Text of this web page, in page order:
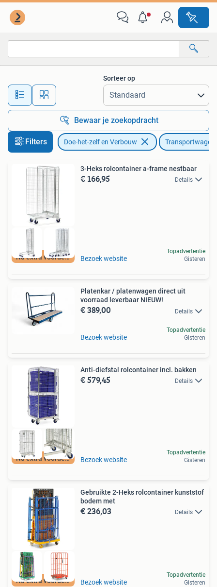
Alle afstanden…
Sorteer op
Bewaar je zoekopdracht
Filters Doe-het-zelf en Verbouw
Nu extra voordeel
3-Heks rolcontainer a-frame nestbaar
€ 166,95 Details
Bezoek website
Topadvertentie
Gisteren
Platenkar / platenwagen direct uit
voorraad leverbaar NIEUW!
€ 389,00 Details
Bezoek website
Topadvertentie
Gisteren
Nu extra voordeel
Anti-diefstal rolcontainer incl. bakken
€ 579,45 Details
Bezoek website
Topadvertentie
Gisteren
Nu extra voordeel
Gebruikte 2-Heks rolcontainer kunststof
bodem met
€ 236,03 Details
Bezoek website
Topadvertentie
Gisteren